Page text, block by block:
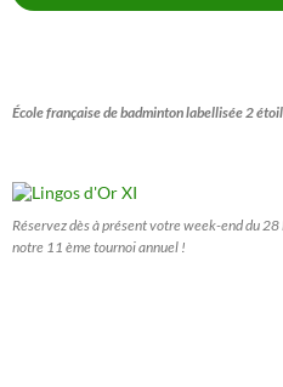
École française de badminton labellisée 2
Réservez dès à présent votre week-end du
notre 11 ème tournoi annuel !